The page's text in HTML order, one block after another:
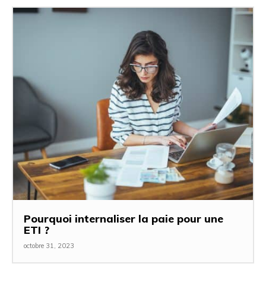
Pourquoi internaliser la paie pour une
ETI ?
octobre 31, 2023